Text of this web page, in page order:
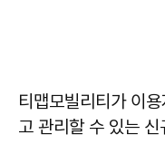
티맵모빌리티가 이
고 관리할 수 있는 신